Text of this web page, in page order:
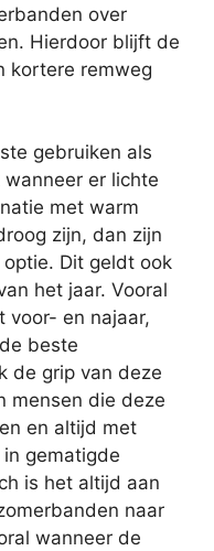
over
Hierdoor blijft de
kortere remweg
gebruiken als
er lichte
met warm
zijn, dan zijn
Dit geldt ook
het jaar. Vooral
voor- en najaar,
beste
de grip van deze
mensen die deze
en altijd met
gematigde
is het altijd aan
naar
wanneer de